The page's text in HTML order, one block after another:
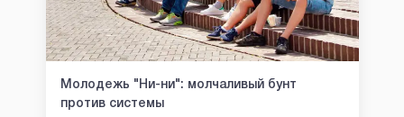
Молодежь "Ни-ни": молчаливый бунт
против системы